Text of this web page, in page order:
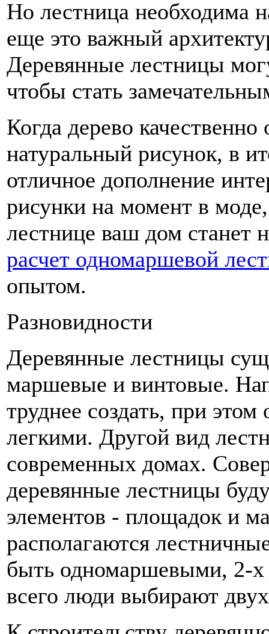
Но лестница необходима
еще это важный
Деревянные лестницы
чтобы стать
Когда дерево
натуральный рисунок, в
отличное дополнение
рисунки на момент в
лестнице ваш дом станет
расчет одномаршевой
опытом.
Разновидности
Деревянные лестницы
маршевые и винтовые.
труднее создать, при
легкими. Другой вид
современных домах.
деревянные лестницы
элементов - площадок и
располагаются
быть одномаршевыми, 2-
всего люди выбирают